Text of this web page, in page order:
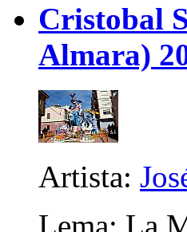
Cristobal
Almara)
Artista:
Lema: La